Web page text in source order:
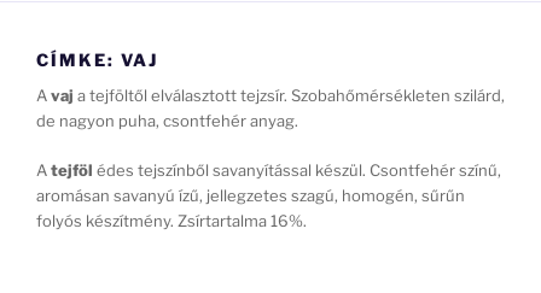
CÍMKE: VAJ
Avaj a tejföltől elválasztott tejzsír. Szobahőmérsékleten szilárd,
de nagyon puha, csontfehér anyag.
Atejföl édes tejszínből savanyítással készül. Csontfehér színű,
aromásan savanyú ízű, jellegzetes szagú, homogén, sűrűn
folyós készítmény. Zsírtartalma 16%.